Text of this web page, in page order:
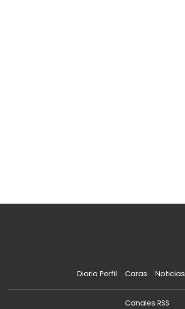
Diario Perfil Caras Noticias
Canales RSS